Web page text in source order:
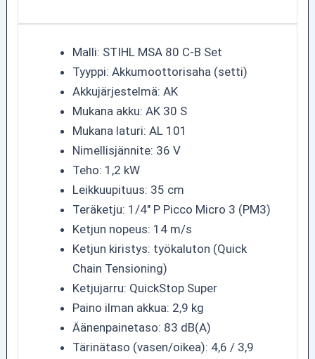
Malli: STIHL MSA 80 C-B Set
Tyyppi: Akkumoottorisaha (setti)
Akkujärjestelmä: AK
Mukana akku: AK 30 S
Mukana laturi: AL 101
Nimellisjännite: 36 V
Teho: 1,2 kW
Leikkuupituus: 35 cm
Teräketju: 1/4" P Picco Micro 3 (PM3)
Ketjun nopeus: 14 m/s
Ketjun kiristys: työkaluton (Quick
Chain Tensioning)
Ketjujarru: QuickStop Super
Paino ilman akkua: 2,9 kg
Äänenpainetaso: 83 dB(A)
Tärinätaso (vasen/oikea): 4,6 / 3,9